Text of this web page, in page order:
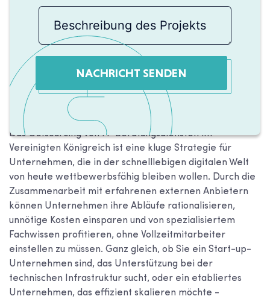
NACHRICHT SENDEN
Das Outsourcing von IT-Beratungsdiensten im
Vereinigten Königreich ist eine kluge Strategie für
Unternehmen, die in der schnelllebigen digitalen Welt
von heute wettbewerbsfähig bleiben wollen. Durch die
Zusammenarbeit mit erfahrenen externen Anbietern
können Unternehmen ihre Abläufe rationalisieren,
unnötige Kosten einsparen und von spezialisiertem
Fachwissen profitieren, ohne Vollzeitmitarbeiter
einstellen zu müssen. Ganz gleich, ob Sie ein Start-up-
Unternehmen sind, das Unterstützung bei der
technischen Infrastruktur sucht, oder ein etabliertes
Unternehmen, das effizient skalieren möchte -